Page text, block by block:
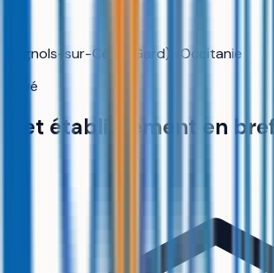
Bagnols-sur-Cèze (Gard) · Occitanie
Privé
Cet établissement en bref